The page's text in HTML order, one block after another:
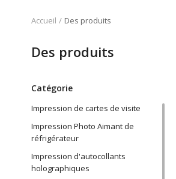
Accueil Des produits
Des produits
Catégorie
Impression de cartes de visite
Impression Photo Aimant de
réfrigérateur
Impression d'autocollants
holographiques